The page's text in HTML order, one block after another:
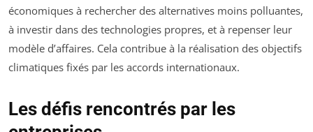
économiques à rechercher des alternatives moins polluantes,
à investir dans des technologies propres, et à repenser leur
modèle d’affaires. Cela contribue à la réalisation des objectifs
climatiques fixés par les accords internationaux.
Les défis rencontrés par les